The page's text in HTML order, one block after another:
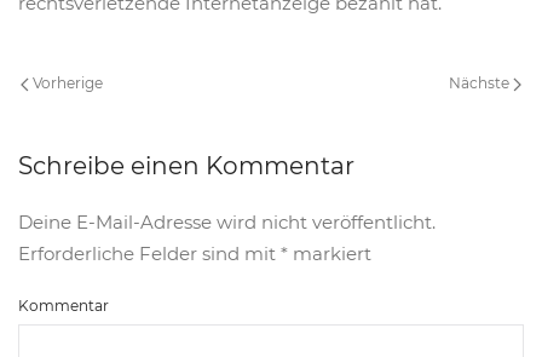
Vorherige Nächste
Schreibe einen Kommentar
Deine E-Mail-Adresse wird nicht veröffentlicht.
Erforderliche Felder sind mit * markiert
Kommentar